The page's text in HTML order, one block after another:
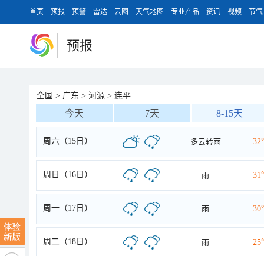
首页 预报 预警 雷达 云图 天气地图 专业产品 资讯 视频 节气
预报
全国 > 广东 > 河源 > 连平
今天 7天 8-15天
周六（15日） 多云转雨
周日（16日） 雨
周一（17日） 雨
周二（18日） 雨